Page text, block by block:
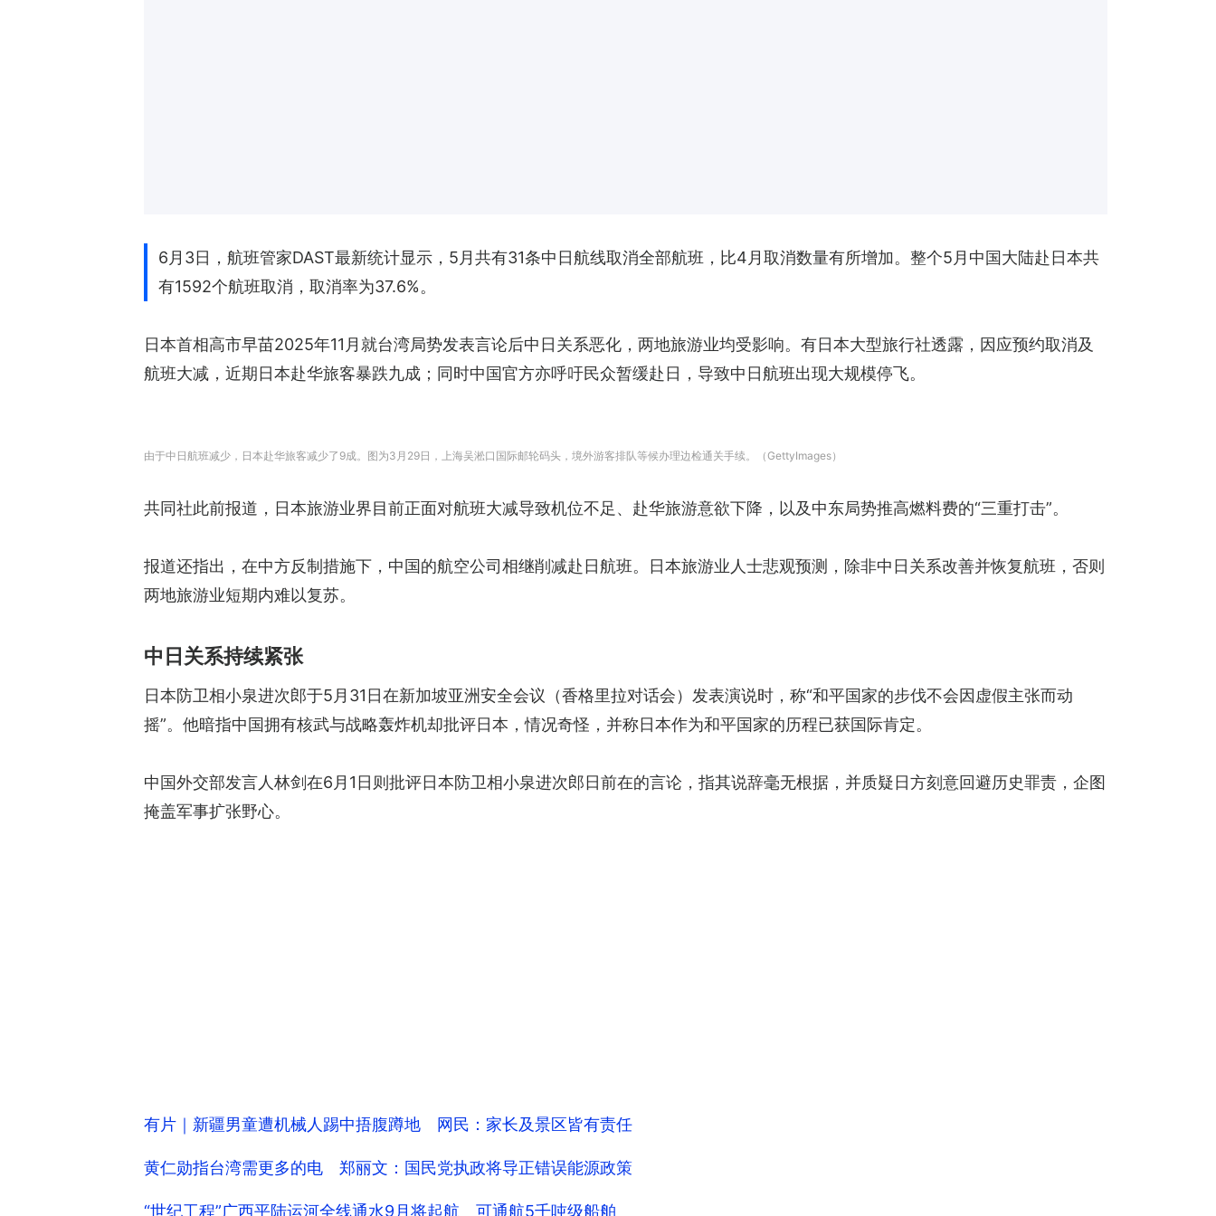
6月3日，航班管家DAST最新统计显示，5月共有31条中日航线取消全部航班，比4月取消数量有所增加。整个5月中国大陆赴日本共
有1592个航班取消，取消率为37.6%。
日本首相高市早苗2025年11月就台湾局势发表言论后中日关系恶化，两地旅游业均受影响。有日本大型旅行社透露，因应预约取消及
航班大减，近期日本赴华旅客暴跌九成；同时中国官方亦呼吁民众暂缓赴日，导致中日航班出现大规模停飞。
由于中日航班减少，日本赴华旅客减少了9成。图为3月29日，上海吴淞口国际邮轮码头，境外游客排队等候办理边检通关手续。（GettyImages）
共同社此前报道，日本旅游业界目前正面对航班大减导致机位不足、赴华旅游意欲下降，以及中东局势推高燃料费的“三重打击”。
报道还指出，在中方反制措施下，中国的航空公司相继削减赴日航班。日本旅游业人士悲观预测，除非中日关系改善并恢复航班，否则
两地旅游业短期内难以复苏。
中日关系持续紧张
日本防卫相小泉进次郎于5月31日在新加坡亚洲安全会议（香格里拉对话会）发表演说时，称“和平国家的步伐不会因虚假主张而动
摇”。他暗指中国拥有核武与战略轰炸机却批评日本，情况奇怪，并称日本作为和平国家的历程已获国际肯定。
中国外交部发言人林剑在6月1日则批评日本防卫相小泉进次郎日前在的言论，指其说辞毫无根据，并质疑日方刻意回避历史罪责，企图
掩盖军事扩张野心。
有片｜新疆男童遭机械人踢中捂腹蹲地 网民：家长及景区皆有责任
黄仁勋指台湾需更多的电 郑丽文：国民党执政将导正错误能源政策
“世纪工程”广西平陆运河全线通水9月将起航 可通航5千吨级船舶